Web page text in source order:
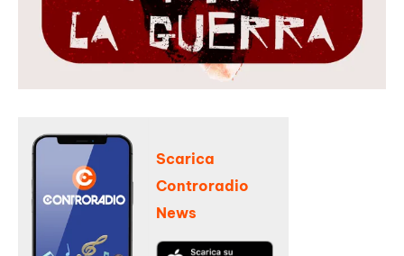
Scarica
Controradio
News